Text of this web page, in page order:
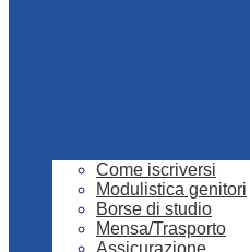
Come iscriversi
Modulistica genitori
Borse di studio
Mensa/Trasporto